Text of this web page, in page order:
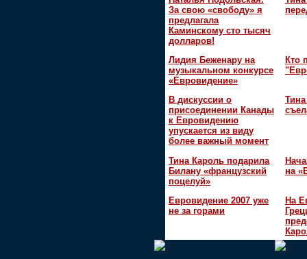
За свою «свободу» я
предлагала
Каминскому сто тысяч
долларов!
Лидия Беженару на
музыкальном конкурсе
«Евровидение»
Кто
В дискуссии о
присоединении Канады
к Евровидению
упускается из виду
более важный момент
Тина Кароль подарила
Билану «французский
поцелуй»
на
Евровидение 2007 уже
не за горами
На